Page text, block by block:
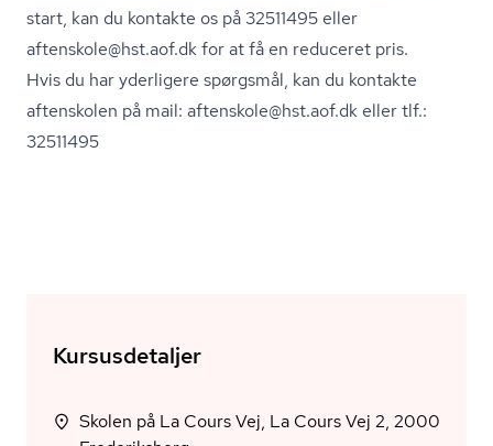
start, kan du kontakte os på 32511495 eller
aftenskole@hst.aof.dk for at få en reduceret pris.
Hvis du har yderligere spørgsmål, kan du kontakte
aftenskolen på mail: aftenskole@hst.aof.dk eller tlf.:
32511495
Kursusdetaljer
Skolen på La Cours Vej, La Cours Vej 2, 2000